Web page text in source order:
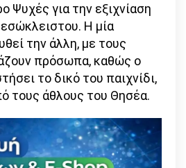
Ψυχές για την εξιχνίαση
Η μία
την άλλη, με τους
πρόσωπα, καθώς ο
το δικό του παιχνίδι,
τους άθλους του Θησέα.